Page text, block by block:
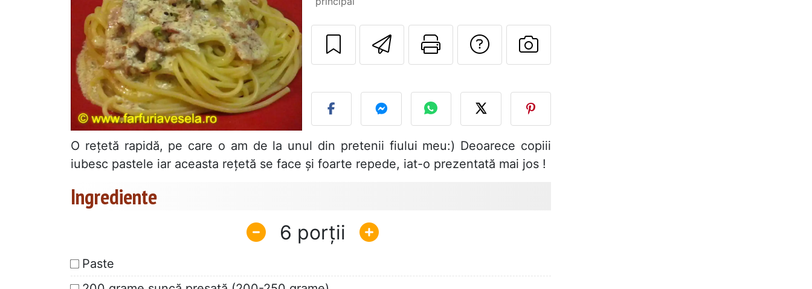
Trimite unui prieten
Printează pagina
Adresează o întrebare autorului
Postează o poză cu rețeta
O rețetă rapidă, pe care o am de la unul din pretenii fiului meu:) Deoarece copiii
iubesc pastele iar aceasta rețetă se face și foarte repede, iat-o prezentată mai jos !
Ingrediente
6
Paste